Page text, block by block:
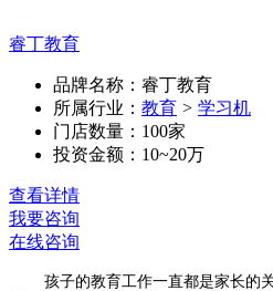
睿丁教育
品牌名称：睿丁教育
所属行业： 教育 > 学习机
门店数量：100家
投资金额：10~20万
查看详情
我要咨询
在线咨询
孩子的教育工作一直都是家长的